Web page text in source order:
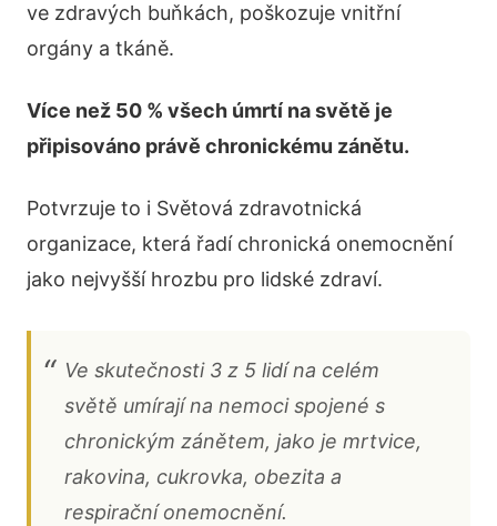
ve zdravých buňkách, poškozuje vnitřní
orgány a tkáně.
Více než 50 % všech úmrtí na světě je
připisováno právě chronickému zánětu.
Potvrzuje to i Světová zdravotnická
organizace, která řadí chronická onemocnění
jako nejvyšší hrozbu pro lidské zdraví.
Ve skutečnosti 3 z 5 lidí na celém
světě umírají na nemoci spojené s
chronickým zánětem, jako je mrtvice,
rakovina, cukrovka, obezita a
respirační onemocnění.